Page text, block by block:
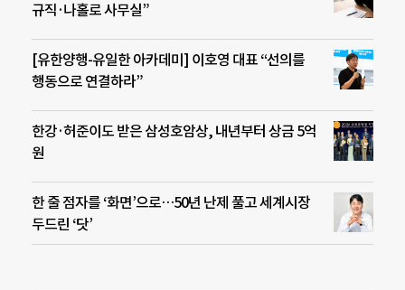
규직·나홀로 사무실”
[유한양행-유일한 아카데미] 이호영 대표 “선의를
행동으로 연결하라”
한강·허준이도 받은 삼성호암상, 내년부터 상금 5억
원
한 줄 점자를 ‘화면’으로…50년 난제 풀고 세계시장
두드린 ‘닷’